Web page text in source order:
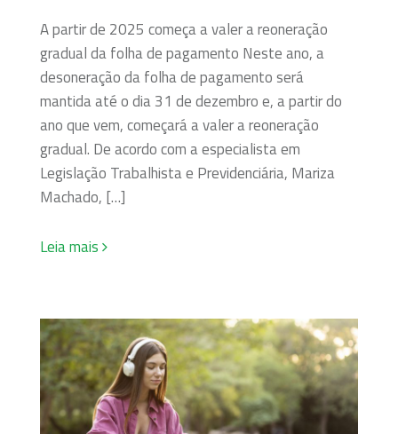
A partir de 2025 começa a valer a reoneração
gradual da folha de pagamento Neste ano, a
desoneração da folha de pagamento será
mantida até o dia 31 de dezembro e, a partir do
ano que vem, começará a valer a reoneração
gradual. De acordo com a especialista em
Legislação Trabalhista e Previdenciária, Mariza
Machado, […]
Leia mais